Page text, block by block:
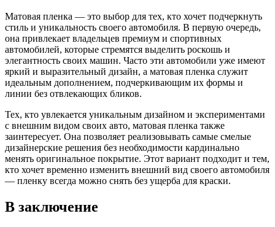
Матовая пленка — это выбор для тех, кто хочет подчеркнуть
стиль и уникальность своего автомобиля. В первую очередь,
она привлекает владельцев премиум и спортивных
автомобилей, которые стремятся выделить роскошь и
элегантность своих машин. Часто эти автомобили уже имеют
яркий и выразительный дизайн, а матовая пленка служит
идеальным дополнением, подчеркивающим их формы и
линии без отвлекающих бликов.
Тех, кто увлекается уникальным дизайном и экспериментами
с внешним видом своих авто, матовая пленка также
заинтересует. Она позволяет реализовывать самые смелые
дизайнерские решения без необходимости кардинально
менять оригинальное покрытие. Этот вариант подходит и тем,
кто хочет временно изменить внешний вид своего автомобиля
— пленку всегда можно снять без ущерба для краски.
В заключение